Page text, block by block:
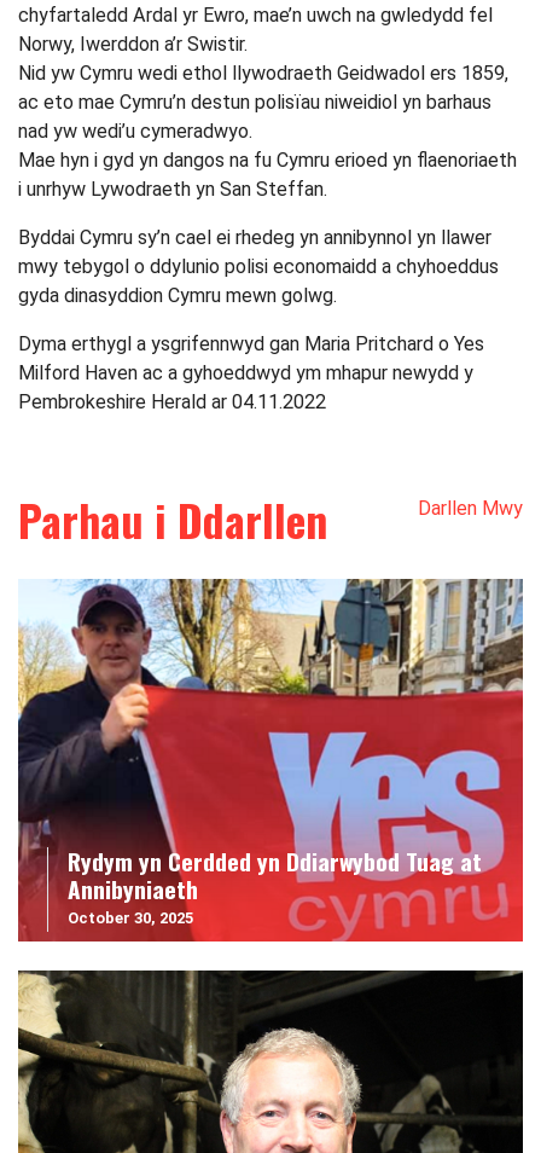
chyfartaledd Ardal yr Ewro, mae’n uwch na gwledydd fel
Norwy, Iwerddon a’r Swistir.
Nid yw Cymru wedi ethol llywodraeth Geidwadol ers 1859,
ac eto mae Cymru’n destun polisïau niweidiol yn barhaus
nad yw wedi’u cymeradwyo.
Mae hyn i gyd yn dangos na fu Cymru erioed yn flaenoriaeth
i unrhyw Lywodraeth yn San Steffan.
Byddai Cymru sy’n cael ei rhedeg yn annibynnol yn llawer
mwy tebygol o ddylunio polisi economaidd a chyhoeddus
gyda dinasyddion Cymru mewn golwg.
Dyma erthygl a ysgrifennwyd gan Maria Pritchard o Yes
Milford Haven ac a gyhoeddwyd ym mhapur newydd y
Pembrokeshire Herald ar 04.11.2022
Parhau i Ddarllen Darllen Mwy
Rydym yn Cerdded yn Ddiarwybod Tuag at
Annibyniaeth
October 30, 2025